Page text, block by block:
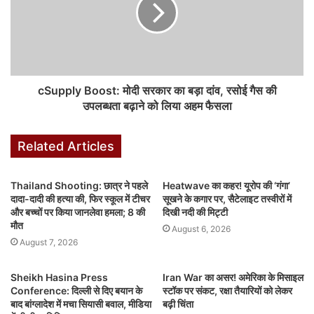
हमले के बाद जेलेंस्की ने पश्चिमी देशों से पैट्रियट मिसाइल इंटरसेप्टर सिस्टम की
और मांग की है, जिसे वे बैलिस्टिक मिसाइलों के खिलाफ एकमात्र प्रभावी सुरक्षा
क्या बोला रूस?
दूसरी ओर रूस के रक्षा मंत्रालय ने पुष्टि की है कि उसने हवा, जमीन और समुद्र से
लॉन्च किए गए लंबी दूरी के सटीक हथियारों और ड्रोनों से हमला किया। मॉस्को का
औद्योगिक सुविधाओं को निशाना बनाया। बता दें कि यह हमला कीव पर हाल ही में हुए
सप्ताह तुर्की के अंकारा में नाटो शिखर सम्मेलन होना है, जहां ट्रंप जेलेंस्की से
मुलाकात के अलावा रूसी राष्ट्रपति व्लादिमीर पुतिन से भी बातचीत कर सकते हैं।
यूक्रेन का जवाबी हमला
ड्रोनों ने बाल्टिक सागर के वायसोटस्क और उस्त-लुगा बंदरगाहों को नुकसान
पहुंचाया, जो रूस का प्रमुख तेल निर्यात टर्मिनल है। क्रीमिया के सेवस्तोपोल में
cSupply Boost: मोदी सरकार का बड़ा दांव, रसोई गैस की
उपलब्धता बढ़ाने को लिया अहम फैसला
Related Articles
Thailand Shooting: छात्र ने पहले
दादा-दादी की हत्या की, फिर स्कूल में टीचर
और बच्चों पर किया जानलेवा हमला; 8 की
मौत
August 7, 2026
Heatwave का कहर! यूरोप की ‘गंगा’
सूखने के कगार पर, सैटेलाइट तस्वीरों में
दिखी नदी की मिट्टी
August 6, 2026
Sheikh Hasina Press
Conference: दिल्ली से दिए बयान के
बाद बांग्लादेश में मचा सियासी बवाल, मीडिया
Iran War का असर! अमेरिका के मिसाइल
स्टॉक पर संकट, रक्षा तैयारियों को लेकर
बढ़ी चिंता